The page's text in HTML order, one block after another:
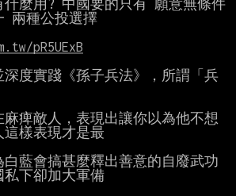
什麼用? 中國要的只有 願意無條件
兩種公投選擇
pR5UExB
度實踐《孫子兵法》，所謂「兵
痺敵人，表現出讓你以為他不想
樣表現才是最
藍會搞甚麼釋出善意的自廢武功
私下卻加大軍備